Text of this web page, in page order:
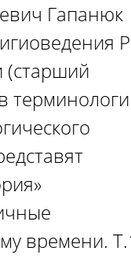
Гапанюк
(старший
времени.